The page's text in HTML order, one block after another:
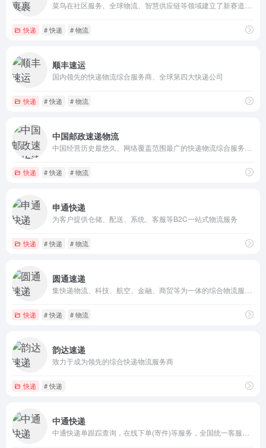
快递 # 快递 # 物流
顺丰速运
国内领先的快递物流综合服务商、全球第四大快递公司
快递 # 快递 # 物流
中国邮政速递物流
快递 # 快递 # 物流
申通快递
为客户提供仓储、配送、系统、客服等B2C一站式物流服务
快递 # 快递 # 物流
圆通速递
快递 # 快递 # 物流
韵达速递
致力于成为领先的综合快递物流服务商
快递 # 快递
中通快递